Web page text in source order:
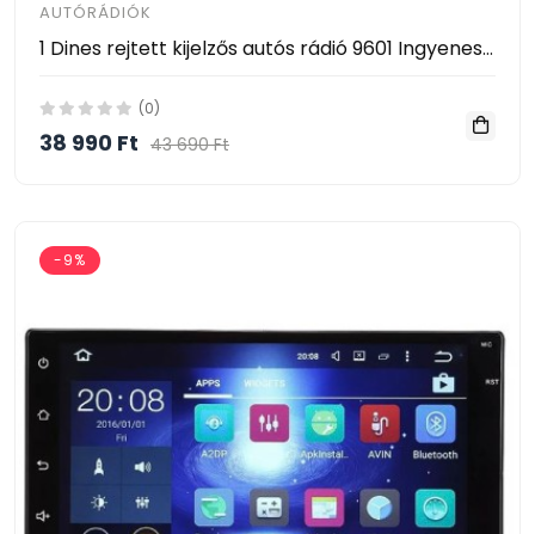
AUTÓRÁDIÓK
1 Dines rejtett kijelzős autós rádió 9601 Ingyenes szállítás
(0)
38 990 Ft 43 690 Ft
-9%